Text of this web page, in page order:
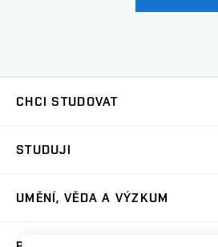
CHCI STUDOVAT
Přijímačky
Dny otevřených dveří
STUDUJI
Časový plán studia
UMĚNÍ, VĚDA A VÝZKUM